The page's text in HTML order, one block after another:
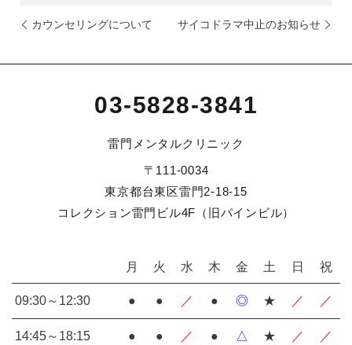
カウンセリングについて サイコドラマ中止のお知らせ
03-5828-3841
雷門メンタルクリニック
〒111-0034
東京都台東区雷門2-18-15
コレクション雷門ビル4F（旧パインビル）
月 火 水 木 金 土 日 祝
09:30～12:30 ● ● ／ ● ◎ ★ ／ ／
14:45～18:15 ● ● ／ ● △ ★ ／ ／